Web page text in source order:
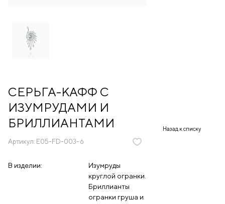
СЕРЬГА-КАФФ С
ИЗУМРУДАМИ И
БРИЛЛИАНТАМИ
Артикул: E05-FD-003-6
В изделии:
Изумруды
круглой огранки.
Бриллианты
огранки груша и
Назад к списку